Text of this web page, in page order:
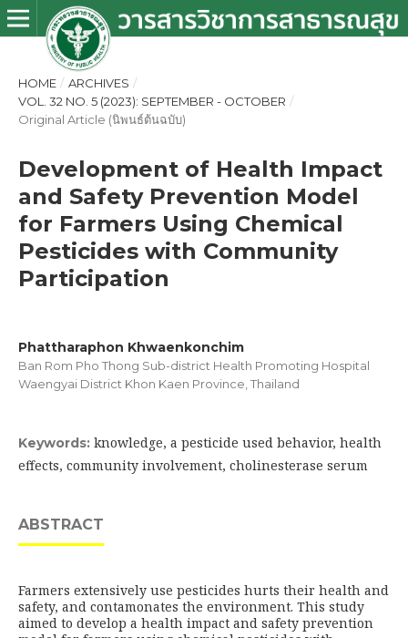
HOME / ARCHIVES /
VOL. 32 NO. 5 (2023): SEPTEMBER - OCTOBER /
Original Article (นิพนธ์ต้นฉบับ)
Development of Health Impact
and Safety Prevention Model
for Farmers Using Chemical
Pesticides with Community
Participation
Phattharaphon Khwaenkonchim
Ban Rom Pho Thong Sub-district Health Promoting Hospital
Waengyai District Khon Kaen Province, Thailand
Keywords: knowledge, a pesticide used behavior, health
effects, community involvement, cholinesterase serum
ABSTRACT
Farmers extensively use pesticides hurts their health and
safety, and contamonates the environment. This study
aimed to develop a health impact and safety prevention